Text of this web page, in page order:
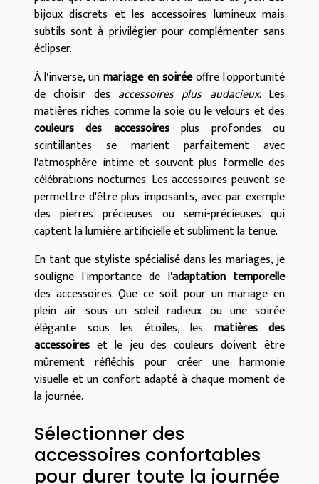
bijoux discrets et les accessoires lumineux mais
subtils sont à privilégier pour complémenter sans
éclipser.
À l'inverse, unmariage en soiréeoffre l'opportunité
de choisir des accessoires plus audacieux. Les
matières riches comme la soie ou le velours et des
couleurs des accessoiresplus profondes ou
scintillantes se marient parfaitement avec
l'atmosphère intime et souvent plus formelle des
célébrations nocturnes. Les accessoires peuvent se
permettre d'être plus imposants, avec par exemple
des pierres précieuses ou semi-précieuses qui
captent la lumière artificielle et subliment la tenue.
En tant que styliste spécialisé dans les mariages, je
souligne l'importance de l'adaptation temporelle
des accessoires. Que ce soit pour un mariage en
plein air sous un soleil radieux ou une soirée
élégante sous les étoiles, les matières des
accessoires et le jeu des couleurs doivent être
mûrement réfléchis pour créer une harmonie
visuelle et un confort adapté à chaque moment de
la journée.
Sélectionner des
accessoires confortables
pour durer toute la journée